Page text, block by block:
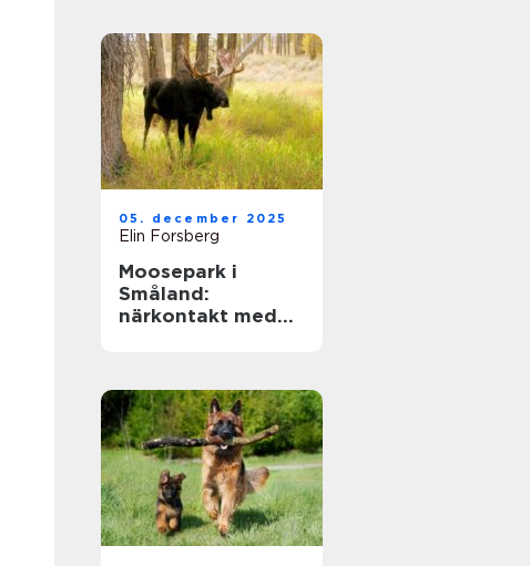
05. december 2025
Elin Forsberg
Moosepark i
Småland:
närkontakt med